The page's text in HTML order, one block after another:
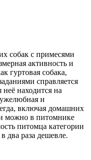
собак с примесями
активность и
гуртовая собака,
справляется
находится на
и
включая домашних
можно в питомнике
питомца категории
два раза дешевле.